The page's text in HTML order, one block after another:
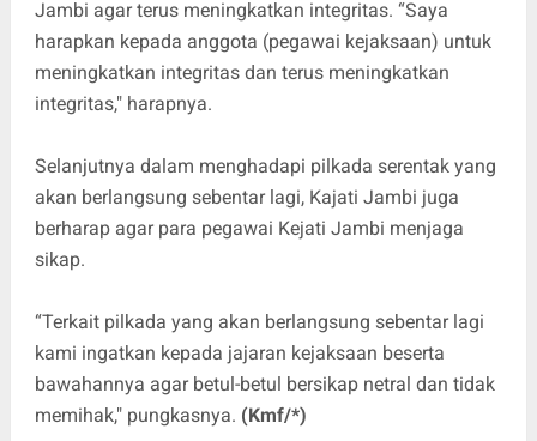
Jambi agar terus meningkatkan integritas. “Saya
harapkan kepada anggota (pegawai kejaksaan) untuk
meningkatkan integritas dan terus meningkatkan
integritas," harapnya.
Selanjutnya dalam menghadapi pilkada serentak yang
akan berlangsung sebentar lagi, Kajati Jambi juga
berharap agar para pegawai Kejati Jambi menjaga
sikap.
“Terkait pilkada yang akan berlangsung sebentar lagi
kami ingatkan kepada jajaran kejaksaan beserta
bawahannya agar betul-betul bersikap netral dan tidak
memihak," pungkasnya. (Kmf/*)